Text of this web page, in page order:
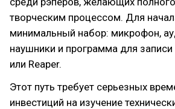
творческим процессом. Для
минимальный набор: микрофон,
наушники и программа для
или Reaper.
Этот путь требует серьезных
инвестиций на изучение